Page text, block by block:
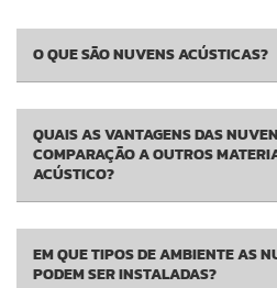
O QUE SÃO NUVENS ACÚSTICAS?
QUAIS AS VANTAGENS DAS
COMPARAÇÃO A OUTROS
ACÚSTICO?
EM QUE TIPOS DE AMBIENTE AS
PODEM SER INSTALADAS?